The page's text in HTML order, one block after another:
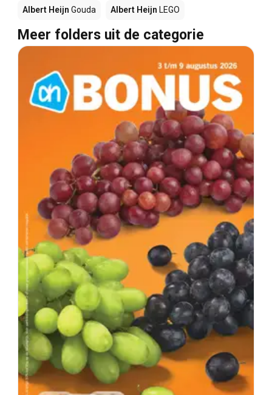
Albert Heijn Gouda Albert Heijn LEGO
Meer folders uit de categorie